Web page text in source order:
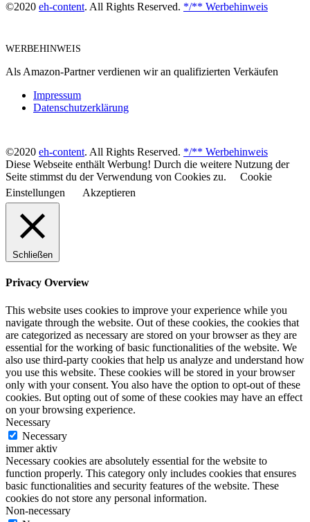
©2020 eh-content. All Rights Reserved. */** Werbehinweis
WERBEHINWEIS
Als Amazon-Partner verdienen wir an qualifizierten Verkäufen
Impressum
Datenschutzerklärung
©2020 eh-content. All Rights Reserved. */** Werbehinweis
Diese Webseite enthält Werbung! Durch die weitere Nutzung der
Seite stimmst du der Verwendung von Cookies zu.
Cookie
Einstellungen
Akzeptieren
Schließen
Privacy Overview
This website uses cookies to improve your experience while you
navigate through the website. Out of these cookies, the cookies that
are categorized as necessary are stored on your browser as they are
essential for the working of basic functionalities of the website. We
also use third-party cookies that help us analyze and understand how
you use this website. These cookies will be stored in your browser
only with your consent. You also have the option to opt-out of these
cookies. But opting out of some of these cookies may have an effect
on your browsing experience.
Necessary
Necessary
immer aktiv
Necessary cookies are absolutely essential for the website to
function properly. This category only includes cookies that ensures
basic functionalities and security features of the website. These
cookies do not store any personal information.
Non-necessary